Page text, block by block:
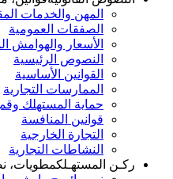
المهن والخدمات
الصفقات العمومية
الأسعار والهوامش
النصوص الرئيسية
القوانين الأساسية
الممارسات التجارية
حماية المستهلك
قوانين المنافسة
التجارة الخارجية
النشاطات التجارية
ركـن المستهـلكمطويات،